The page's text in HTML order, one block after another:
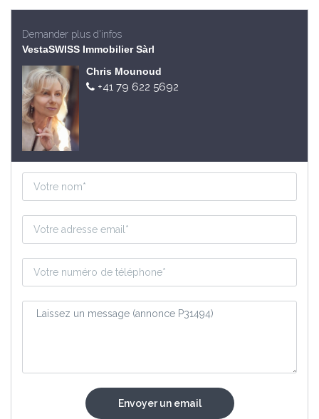
Demander plus d'infos
VestaSWISS Immobilier Sàrl
Chris Mounoud
+41 79 622 5692